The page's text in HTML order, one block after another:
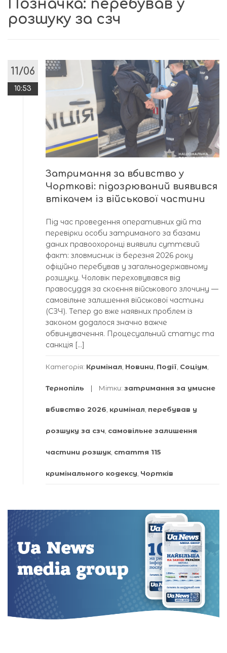
Позначка: перебував у
розшуку за сзч
11/06
10:53
Затримання за вбивство у
Чорткові: підозрюваний виявився
втікачем із військової частини
Під час проведення оперативних дій та
перевірки особи затриманого за базами
даних правоохоронці виявили суттєвий
факт: зловмисник із березня 2026 року
офіційно перебував у загальнодержавному
розшуку. Чоловік переховувався від
правосуддя за скоєння військового злочину —
самовільне залишення військової частини
(СЗЧ). Тепер до вже наявних проблем із
законом додалося значно важче
обвинувачення. Процесуальний статус та
санкція […]
Категорія: Кримінал Новини Події Соціум
Тернопіль Мітки: затримання за умисне
вбивство 2026 кримінал перебував у
розшуку за сзч самовільне залишення
частини розшук стаття 115
кримінального кодексу Чортків